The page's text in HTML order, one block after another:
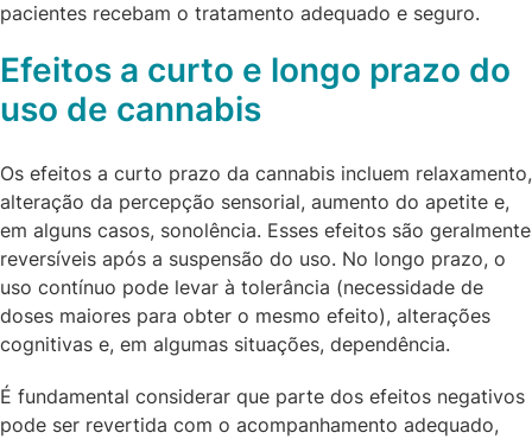
pacientes recebam o tratamento adequado e seguro.
Efeitos a curto e longo prazo do
uso de cannabis
Os efeitos a curto prazo da cannabis incluem relaxamento,
alteração da percepção sensorial, aumento do apetite e,
em alguns casos, sonolência. Esses efeitos são geralmente
reversíveis após a suspensão do uso. No longo prazo, o
uso contínuo pode levar à tolerância (necessidade de
doses maiores para obter o mesmo efeito), alterações
cognitivas e, em algumas situações, dependência.
É fundamental considerar que parte dos efeitos negativos
pode ser revertida com o acompanhamento adequado,